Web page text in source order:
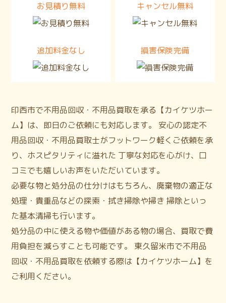
お見積り無料 キャンセル無料
追加料金なし 損害保険完備
印西市で不用品回収・不用品買取を承る【カイケツホー
ム】は、即日のご依頼にも対応します。 安心の認定不
用品回収・不用品買取士がフットワーク軽くご依頼を承
り、ホスピタリティに溢れた 丁寧な対応を心がけ、口
コミでも嬉しいお声をいただいています。
必要な物と処分品の仕分けはもちろん、廃棄物の適正な
処理・貴重品などの探索・拭き掃除や掃き 掃除といっ
た基本清掃も行います。
処分品の中に使える物や価値がある物の場合、買取で費
用負担を減らすことも可能です。 東久留米市で不用品
回収・不用品買取を依頼する際は【カイケツホーム】を
ご利用ください。